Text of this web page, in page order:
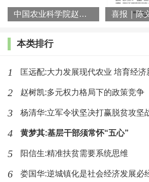
中国农业科学院赵阳先生一行到访湖南师大乡研院
本类排行
1 匡远配:大力发展现代农业 培育经济
2 赵树凯:多元权力格局下的政策竞争
3 杨清华:立军令状坚决打赢脱贫攻坚
4 黄梦其:基层干部须常怀“五心”
5 阳信生:精准扶贫需要系统思维
6 娄国华:逆城镇化是社会经济发展必